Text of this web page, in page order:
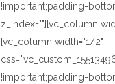
!important;padding-
z_index=""][vc_column
[vc_column width="1/2"
!important;padding-